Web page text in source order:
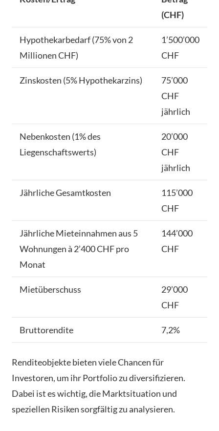
(CHF)
Hypothekarbedarf (75% von 2
Millionen CHF)
1’500’000
CHF
Zinskosten (5% Hypothekarzins)
75’000
CHF
jährlich
Nebenkosten (1% des
Liegenschaftswerts)
20’000
CHF
jährlich
Jährliche Gesamtkosten
115’000
CHF
Jährliche Mieteinnahmen aus 5
Wohnungen à 2’400 CHF pro
Monat
144’000
CHF
Mietüberschuss
29’000
CHF
Bruttorendite 7,2%
Renditeobjekte bieten viele Chancen für
Investoren, um ihr Portfolio zu diversifizieren.
Dabei ist es wichtig, die Marktsituation und
speziellen Risiken sorgfältig zu analysieren.